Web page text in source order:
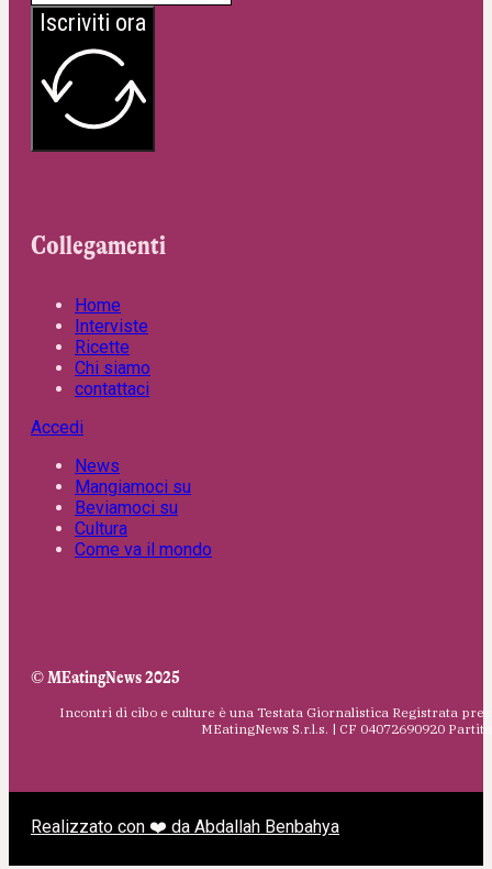
Iscriviti ora
Collegamenti
Home
Interviste
Ricette
Chi siamo
contattaci
Accedi
News
Mangiamoci su
Beviamoci su
Cultura
Come va il mondo
© MEatingNews 2025
Incontri di cibo e culture è una Testata Giornalistica Registrata
MEatingNews S.r.l.s. | CF 04072690920
Realizzato con ❤️ da Abdallah Benbahya